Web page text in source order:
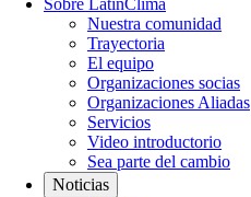
Navegación
Sobre LatinClima
Nuestra comunidad
Trayectoria
El equipo
Organizaciones socias
Organizaciones Aliadas
Servicios
Video introductorio
Sea parte del cambio
Noticias